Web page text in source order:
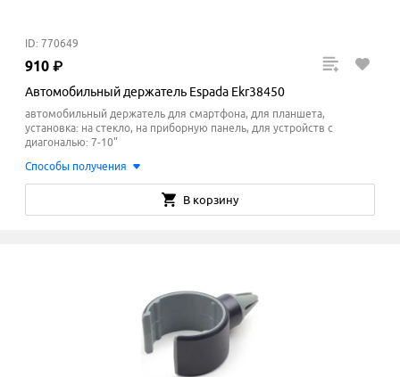
ID: 770649
910 ₽
Автомобильный держатель Espada Ekr38450
автомобильный держатель для смартфона, для планшета,
установка: на стекло, на приборную панель, для устройств с
диагональю: 7-10"
Способы получения
В корзину